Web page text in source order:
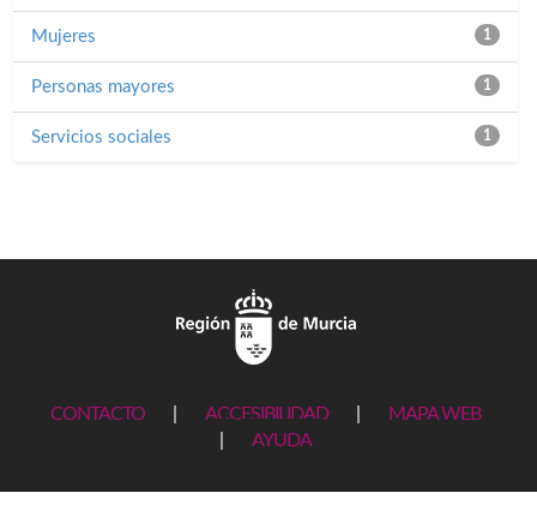
1
Mujeres
1
Personas mayores
1
Servicios sociales
CONTACTO ACCESIBILIDAD
MAPA WEB
AYUDA